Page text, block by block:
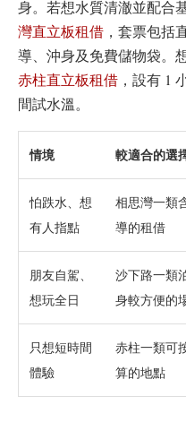
身。若想水質清澈並配合
灣直立板租借 ，套票包括
導、沖身及免費儲物袋。
赤柱直立板租借 ，設有 1
間試水溫。
情境 較適合的選
怕跌水、想
有人指點
相思灣一類
導的租借
朋友自駕、
想玩全日
沙下路一類
身較方便的
只想短時間
體驗
赤柱一類可
算的地點